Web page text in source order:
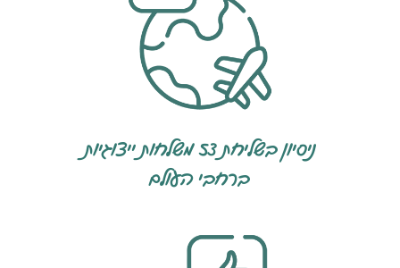
ניסיון בשליחת 53 משלחות ייצוגיות
ברחבי העולם